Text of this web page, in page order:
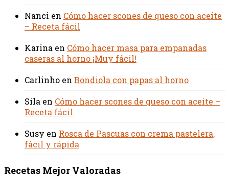
Nanci en Cómo hacer scones de queso con aceite
– Receta fácil
Karina en Cómo hacer masa para empanadas
caseras al horno ¡Muy fácil!
Carlinho en Bondiola con papas al horno
Sila en Cómo hacer scones de queso con aceite –
Receta fácil
Susy en Rosca de Pascuas con crema pastelera,
fácil y rápida
Recetas Mejor Valoradas